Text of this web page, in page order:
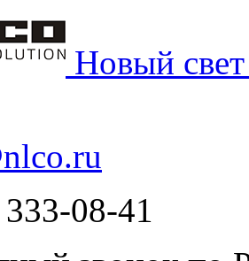
Новый
nlco.ru
08-41